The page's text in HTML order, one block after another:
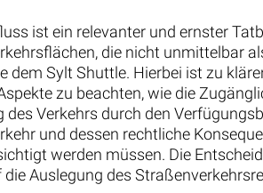
ist ein relevanter und ernster
die nicht unmittelbar
dem Sylt Shuttle. Hierbei ist zu
zu beachten, wie die
Verkehrs durch den
und dessen rechtliche
werden müssen. Die
Auslegung des